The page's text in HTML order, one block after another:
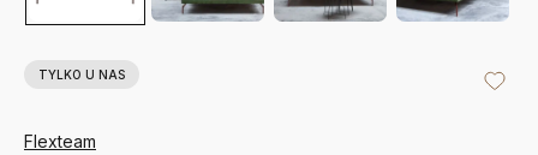
TYLKO U NAS
Flexteam